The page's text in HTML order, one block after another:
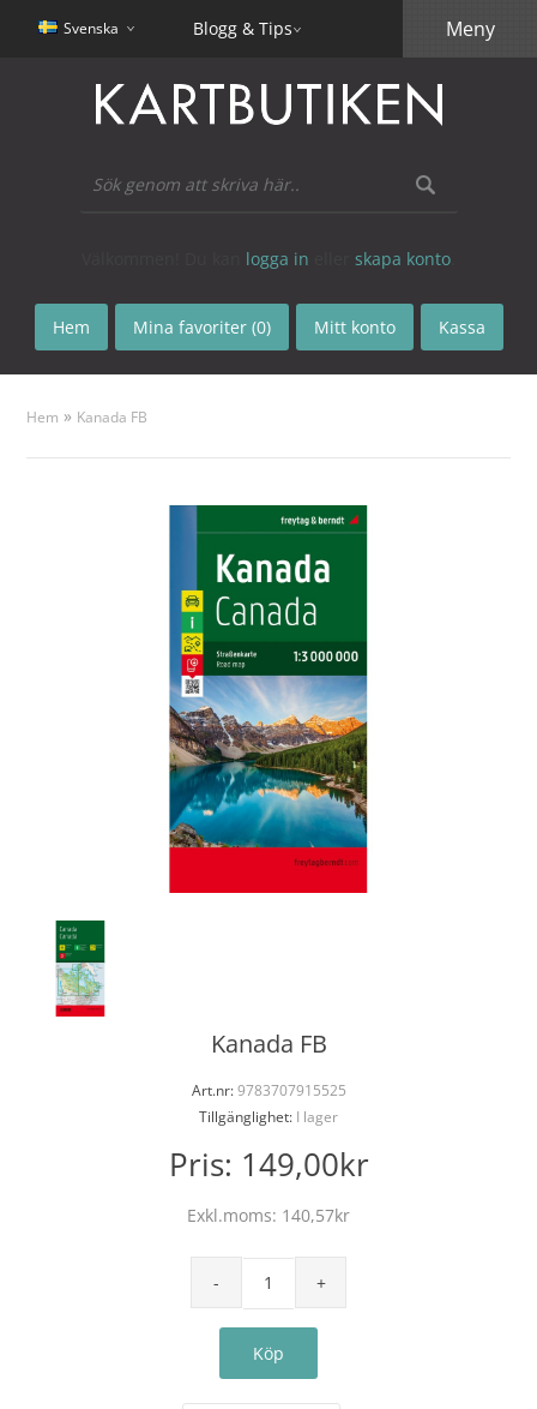
Svenska Blogg & Tips
logga in skapa konto
Hem Mina favoriter (0) Mitt konto Kassa
Meny
Hem » Kanada FB
Kanada FB
Art.nr:9783707915525
Tillgänglighet: I lager
Pris: 149,00kr
Exkl.moms: 140,57kr